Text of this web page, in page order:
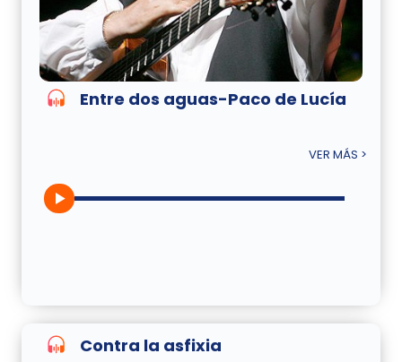
Entre dos aguas-Paco de Lucía
VER MÁS >
Contra la asfixia